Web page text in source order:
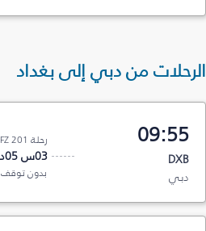
الرحلات من دبي إلى بغداد
09:55
DXB
دبي
رحلة FZ 201
03س 05د
بدون توقف